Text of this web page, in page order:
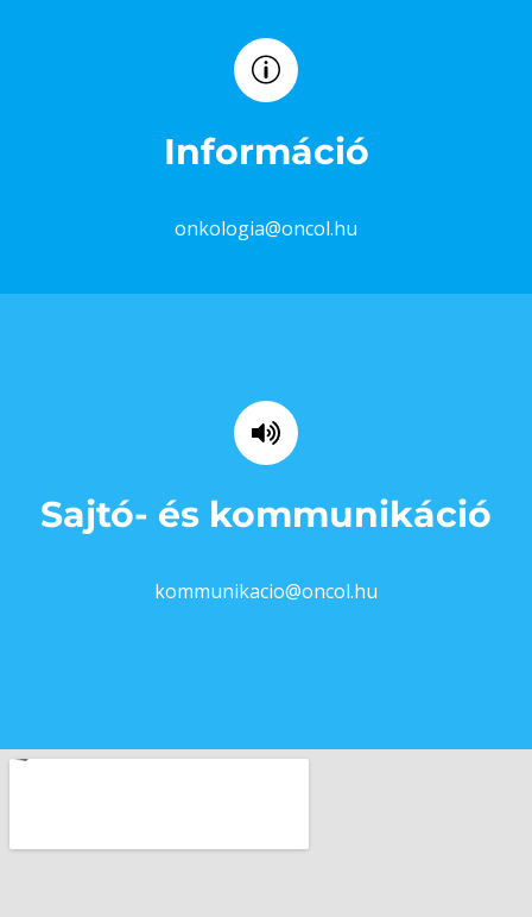
Információ
onkologia@oncol.hu
Sajtó- és kommunikáció
kommunikacio@oncol.hu